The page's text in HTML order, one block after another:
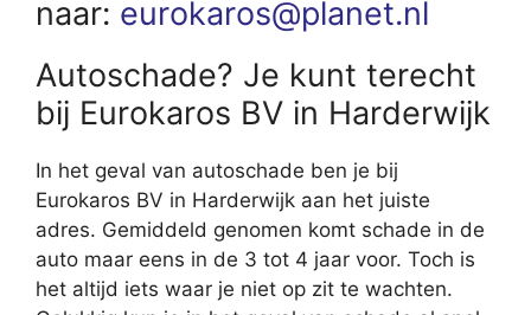
naar: eurokaros@planet.nl
Autoschade? Je kunt terecht
bij Eurokaros BV in Harderwijk
In het geval van autoschade ben je bij
Eurokaros BV in Harderwijk aan het juiste
adres. Gemiddeld genomen komt schade in de
auto maar eens in de 3 tot 4 jaar voor. Toch is
het altijd iets waar je niet op zit te wachten.